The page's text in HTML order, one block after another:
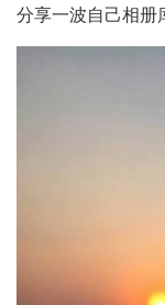
分享一波自己相册